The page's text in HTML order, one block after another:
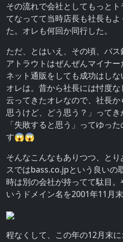
その流れで会社としてもっと
てなってて当時店長も社長も
た。オレも何回か同行した。
ただ、とはいえ、その頃、バ
アトラウトはぜんぜんマイナ
ネット通販をしても成功はし
オレは。昔から社長には忖度
云ってきたオレなので、社長
思うけど、どう思う？」って
「失敗すると思う」ってゆっ
す😱😱
そんなこんなもありつつ、と
スではbass.co.jpという良い
時は別の会社が持ってて駄目
いうドメイン名を2001年11月末
程なくして、この年の12月末